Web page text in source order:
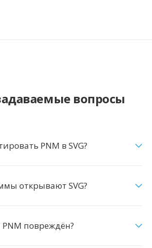
вопросы
PNM в SVG?
открывают SVG?
повреждён?